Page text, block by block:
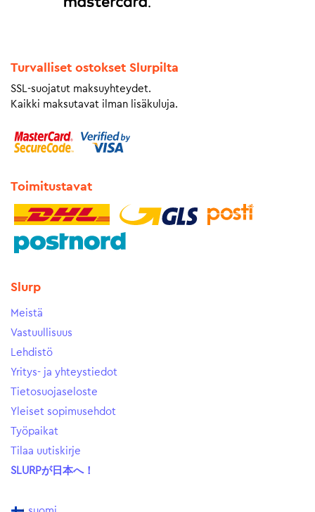
Turvalliset ostokset Slurpilta
SSL-suojatut maksuyhteydet.
Kaikki maksutavat ilman lisäkuluja.
Toimitustavat
Slurp
Meistä
Vastuullisuus
Lehdistö
Yritys- ja yhteystiedot
Tietosuojaseloste
Yleiset sopimusehdot
Työpaikat
Tilaa uutiskirje
SLURPが日本へ！